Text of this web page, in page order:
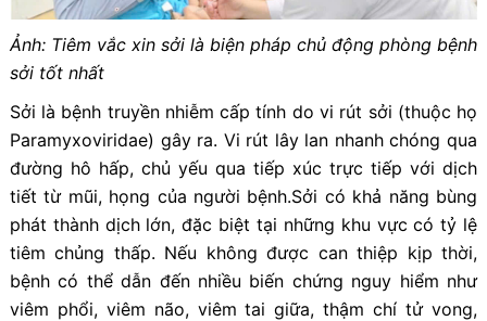
Ảnh: Tiêm vắc xin sởi là biện pháp chủ động phòng bệnh
sởi tốt nhất
Sởi là bệnh truyền nhiễm cấp tính do vi rút sởi (thuộc họ
Paramyxoviridae) gây ra. Vi rút lây lan nhanh chóng qua
đường hô hấp, chủ yếu qua tiếp xúc trực tiếp với dịch
tiết từ mũi, họng của người bệnh.Sởi có khả năng bùng
phát thành dịch lớn, đặc biệt tại những khu vực có tỷ lệ
tiêm chủng thấp. Nếu không được can thiệp kịp thời,
bệnh có thể dẫn đến nhiều biến chứng nguy hiểm như
viêm phổi, viêm não, viêm tai giữa, thậm chí tử vong,